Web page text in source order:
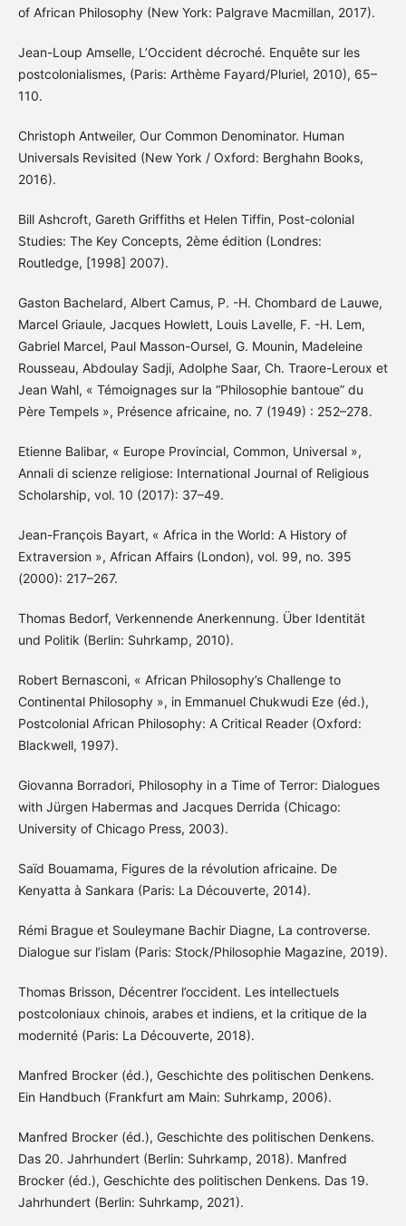
of African Philosophy (New York: Palgrave Macmillan, 2017).
Jean-Loup Amselle, L’Occident décroché. Enquête sur les
postcolonialismes, (Paris: Arthème Fayard/Pluriel, 2010), 65–
110.
Christoph Antweiler, Our Common Denominator. Human
Universals Revisited (New York / Oxford: Berghahn Books,
2016).
Bill Ashcroft, Gareth Griffiths et Helen Tiffin, Post-colonial
Studies: The Key Concepts, 2ème édition (Londres:
Routledge, [1998] 2007).
Gaston Bachelard, Albert Camus, P. -H. Chombard de Lauwe,
Marcel Griaule, Jacques Howlett, Louis Lavelle, F. -H. Lem,
Gabriel Marcel, Paul Masson-Oursel, G. Mounin, Madeleine
Rousseau, Abdoulay Sadji, Adolphe Saar, Ch. Traore-Leroux et
Jean Wahl, « Témoignages sur la “Philosophie bantoue” du
Père Tempels », Présence africaine, no. 7 (1949) : 252–278.
Etienne Balibar, « Europe Provincial, Common, Universal »,
Annali di scienze religiose: International Journal of Religious
Scholarship, vol. 10 (2017): 37–49.
Jean-François Bayart, « Africa in the World: A History of
Extraversion », African Affairs (London), vol. 99, no. 395
(2000): 217–267.
Thomas Bedorf, Verkennende Anerkennung. Über Identität
und Politik (Berlin: Suhrkamp, 2010).
Robert Bernasconi, « African Philosophy’s Challenge to
Continental Philosophy », in Emmanuel Chukwudi Eze (éd.),
Postcolonial African Philosophy: A Critical Reader (Oxford:
Blackwell, 1997).
Giovanna Borradori, Philosophy in a Time of Terror: Dialogues
with Jürgen Habermas and Jacques Derrida (Chicago:
University of Chicago Press, 2003).
Saïd Bouamama, Figures de la révolution africaine. De
Kenyatta à Sankara (Paris: La Découverte, 2014).
Rémi Brague et Souleymane Bachir Diagne, La controverse.
Dialogue sur l’islam (Paris: Stock/Philosophie Magazine, 2019).
Thomas Brisson, Décentrer l’occident. Les intellectuels
postcoloniaux chinois, arabes et indiens, et la critique de la
modernité (Paris: La Découverte, 2018).
Manfred Brocker (éd.), Geschichte des politischen Denkens.
Ein Handbuch (Frankfurt am Main: Suhrkamp, 2006).
Manfred Brocker (éd.), Geschichte des politischen Denkens.
Das 20. Jahrhundert (Berlin: Suhrkamp, 2018). Manfred
Brocker (éd.), Geschichte des politischen Denkens. Das 19.
Jahrhundert (Berlin: Suhrkamp, 2021).